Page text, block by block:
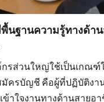
นฐานความรู้ทางด้า
รส่วนใหญ่ใช้เป็นเกณฑ์
มัครบัญชี คือผู้ที่ปฏิบัติงา
าใจงานทางด้านสายอ